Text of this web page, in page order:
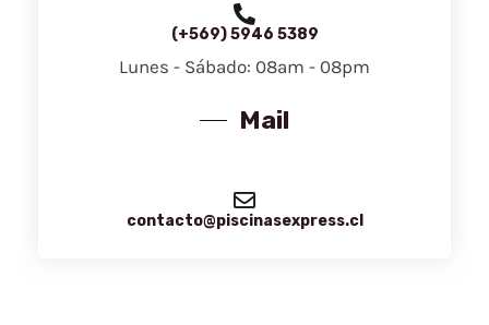
(+569) 5946 5389
Lunes - Sábado: 08am - 08pm
Mail
contacto@piscinasexpress.cl